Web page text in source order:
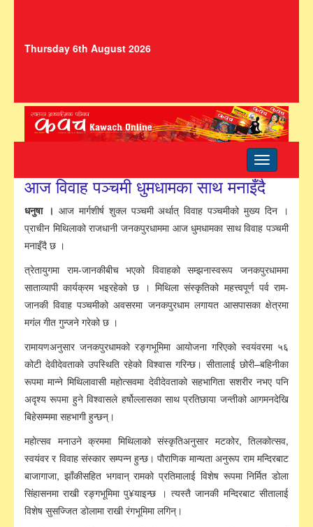
Thursday 6th August 2026
Toggle
navigation
आज विवाह पञ्चमी धुमधामका साथ मनाइँदै
धनुषा । आज मार्गशीर्ष शुक्ल पञ्चमी अर्थात् विवाह पञ्चमीको मुख्य दिन ।
प्राचीन मिथिलाको राजधानी जनकपुरधाममा आज धुमधामका साथ विवाह पञ्चमी
मनाइँदै छ ।
त्रेतायुगमा राम-जानकीबीच भएको विवाहको सम्झनास्वरूप जनकपुरधाममा
साताव्यापी कार्यक्रम भइरहेको छ । मिथिला संस्कृतिको महत्त्वपूर्ण पर्व राम-
जानकी विवाह पञ्चमीको अवसरमा जनकपुरधाम लगायत आसपासका क्षेत्रमा
मगंल गीत गुन्जने गरेको छ ।
रामायणअनुसार जनकपुरधामको रङ्गभूमिमा आयोजना गरिएको स्वयंवरमा ५६
कोटी देवीदेवताको उपस्थिति रहेको विश्वास गरिन्छ। सीतालाई छोरी–बहिनीका
रूपमा मान्ने मिथिलावासी महोत्सवमा देवीदेवताको सहभागिता सशरीर नभए पनि
अदृश्य रूपमा हुने विश्वासले हर्षोल्लासका साथ प्रतिछाया जन्तीको आगमनदेखि
बिहेसम्ममा सहभागी हुन्छन्।
महोत्सव मनाउने क्रममा मिथिलाको संस्कृतिअनुसार मटकोर, तिलकोत्सव,
स्वयंवर र विवाह संस्कार सम्पन्न हुन्छ। पौराणिक मान्यता अनुरूप राम मन्दिरबाट
बाजागाजा, झाँकीसहित भगवान् रामको प्रतिमालाई विशेष रूपमा निर्मित डोला
सिंहासनमा राखी रङ्गभूमिमा पु¥याइन्छ । त्यस्तै जानकी मन्दिरबाट सीतालाई
विशेष सुसज्जित डोलामा राखी रंगभूमिमा लगिन्।